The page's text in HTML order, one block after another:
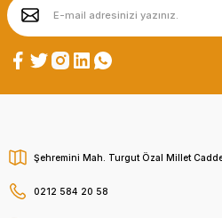
Şehremini Mah. Turgut Özal Millet
0212 584 20 58